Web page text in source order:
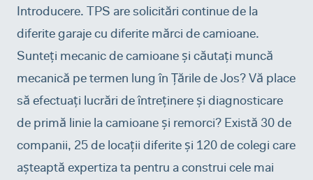
Introducere. TPS are solicitări continue de la
diferite garaje cu diferite mărci de camioane.
Sunteți mecanic de camioane și căutați muncă
mecanică pe termen lung în Țările de Jos? Vă place
să efectuați lucrări de întreținere și diagnosticare
de primă linie la camioane și remorci? Există 30 de
companii, 25 de locații diferite și 120 de colegi care
așteaptă expertiza ta pentru a construi cele mai